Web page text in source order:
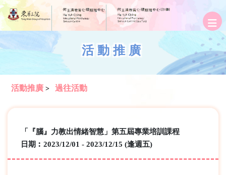
活動推廣
活動推廣 > 過往活動
「『腦』力教出情緒智慧」第五屆專業培訓課程
日期︰2023/12/01 - 2023/12/15 (逢週五)